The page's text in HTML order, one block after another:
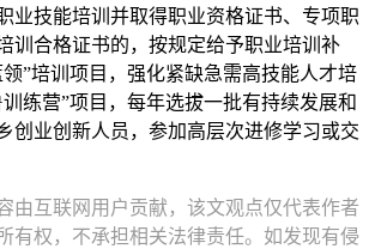
业技能培训并取得职业资格证书、专项职
训合格证书的，按规定给予职业培训补
”培训项目，强化紧缺急需高技能人才培
练营”项目，每年选拔一批有持续发展和
创业创新人员，参加高层次进修学习或交
由互联网用户贡献，该文观点仅代表作者
有权，不承担相关法律责任。如发现有侵